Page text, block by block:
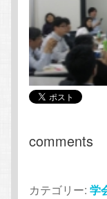
comments
カテゴリー: 学